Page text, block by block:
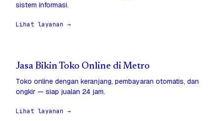
sistem informasi.
Lihat layanan →
Jasa Bikin Toko Online di Metro
Toko online dengan keranjang, pembayaran otomatis, dan
ongkir — siap jualan 24 jam.
Lihat layanan →